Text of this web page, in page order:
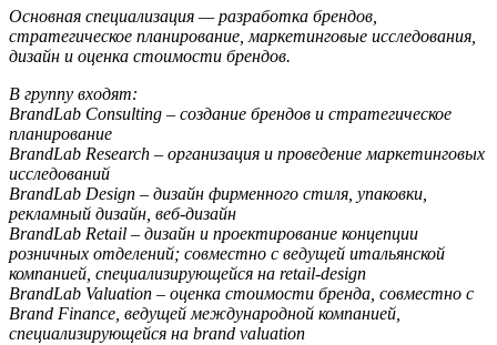
Основная специализация — разработка брендов,
стратегическое планирование, маркетинговые исследования,
дизайн и оценка стоимости брендов.
В группу входят:
BrandLab Consulting – создание брендов и стратегическое
планирование
BrandLab Research – организация и проведение маркетинговых
исследований
BrandLab Design – дизайн фирменного стиля, упаковки,
рекламный дизайн, веб-дизайн
BrandLab Retail – дизайн и проектирование концепции
розничных отделений; совместно с ведущей итальянской
компанией, специализирующейся на retail-design
BrandLab Valuation – оценка стоимости бренда, совместно с
Brand Finance, ведущей международной компанией,
специализирующейся на brand valuation